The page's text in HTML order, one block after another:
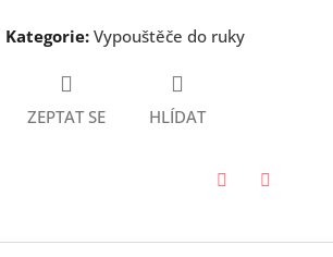
Kategorie: Vypouštěče do ruky
ZEPTAT SE HLÍDAT